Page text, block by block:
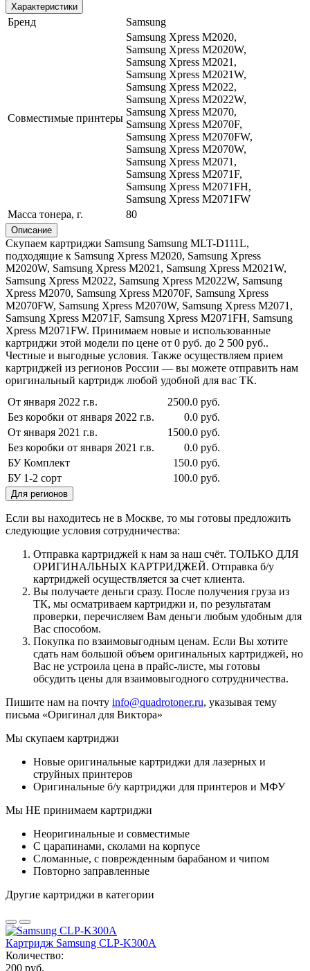
Характеристики
Бренд Samsung
Совместимые принтеры
Samsung Xpress M2020,
Samsung Xpress M2020W,
Samsung Xpress M2021,
Samsung Xpress M2021W,
Samsung Xpress M2022,
Samsung Xpress M2022W,
Samsung Xpress M2070,
Samsung Xpress M2070F,
Samsung Xpress M2070FW,
Samsung Xpress M2070W,
Samsung Xpress M2071,
Samsung Xpress M2071F,
Samsung Xpress M2071FH,
Samsung Xpress M2071FW
Масса тонера, г.
80
Описание
Скупаем картриджи Samsung Samsung MLT-D111L,
подходящие к Samsung Xpress M2020, Samsung Xpress
M2020W, Samsung Xpress M2021, Samsung Xpress M2021W,
Samsung Xpress M2022, Samsung Xpress M2022W, Samsung
Xpress M2070, Samsung Xpress M2070F, Samsung Xpress
M2070FW, Samsung Xpress M2070W, Samsung Xpress M2071,
Samsung Xpress M2071F, Samsung Xpress M2071FH, Samsung
Xpress M2071FW. Принимаем новые и использованные
картриджи этой модели по цене от 0 руб. до 2 500 руб..
Честные и выгодные условия. Также осуществляем прием
картриджей из регионов России — вы можете отправить нам
оригинальный картридж любой удобной для вас ТК.
От января 2022 г.в.
2500.0 руб.
Без коробки от января 2022 г.в.
0.0 руб.
От января 2021 г.в.
1500.0 руб.
Без коробки от января 2021 г.в.
0.0 руб.
БУ Комплект
150.0 руб.
БУ 1-2 сорт
100.0 руб.
Для регионов
Если вы находитесь не в Москве, то мы готовы предложить
следующие условия сотрудничества:
Отправка картриджей к нам за наш счёт. ТОЛЬКО ДЛЯ
ОРИГИНАЛЬНЫХ КАРТРИДЖЕЙ. Отправка б/у
картриджей осуществляется за счет клиента.
Вы получаете деньги сразу. После получения груза из
ТК, мы осматриваем картриджи и, по результатам
проверки, перечисляем Вам деньги любым удобным для
Вас способом.
Покупка по взаимовыгодным ценам. Если Вы хотите
сдать нам большой объем оригинальных картриджей, но
Вас не устроила цена в прайс-листе, мы готовы
обсудить цены для взаимовыгодного сотрудничества.
Пишите нам на почту info@quadrotoner.ru, указывая тему
письма «Оригинал для Виктора»
Мы скупаем картриджи
Новые оригинальные картриджи для лазерных и
струйных принтеров
Оригинальные б/у картриджи для принтеров и МФУ
Мы НЕ принимаем картриджи
Неоригинальные и совместимые
С царапинами, сколами на корпусе
Сломанные, с поврежденным барабаном и чипом
Повторно заправленные
Другие картриджи в категории
Картридж Samsung CLP-K300A
Количество:
200 руб.